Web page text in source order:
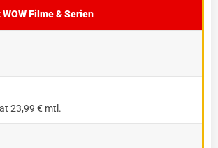
Filme & Serien
23,99 € mtl.